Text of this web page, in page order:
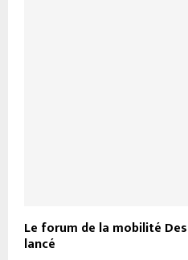
Le forum de la mobilité
lancé